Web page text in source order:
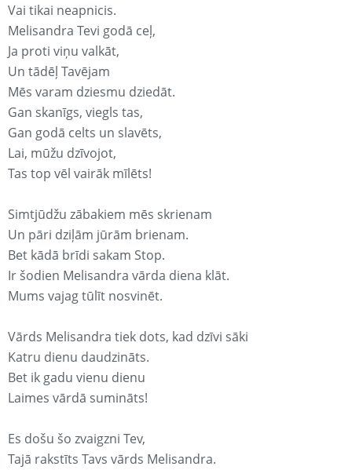
Vai tikai neapnicis.
Melisandra Tevi godā ceļ,
Ja proti viņu valkāt,
Un tādēļ Tavējam
Mēs varam dziesmu dziedāt.
Gan skanīgs, viegls tas,
Gan godā celts un slavēts,
Lai, mūžu dzīvojot,
Tas top vēl vairāk mīlēts!
Simtjūdžu zābakiem mēs skrienam
Un pāri dziļām jūrām brienam.
Bet kādā brīdi sakam Stop.
Ir šodien Melisandra vārda diena klāt.
Mums vajag tūlīt nosvinēt.
Vārds Melisandra tiek dots, kad dzīvi sāki
Katru dienu daudzināts.
Bet ik gadu vienu dienu
Laimes vārdā sumināts!
Es došu šo zvaigzni Tev,
Tajā rakstīts Tavs vārds Melisandra.